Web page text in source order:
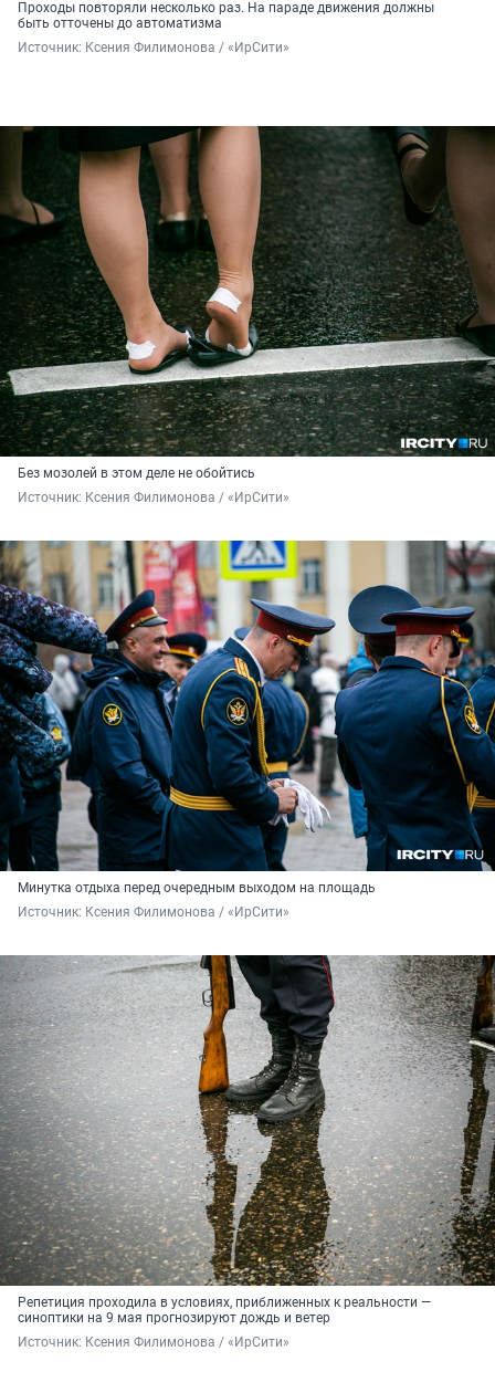
Проходы повторяли несколько раз. На параде движения должны
быть отточены до автоматизма
Источник: Ксения Филимонова / «ИрСити»
Без мозолей в этом деле не обойтись
Источник: Ксения Филимонова / «ИрСити»
Минутка отдыха перед очередным выходом на площадь
Источник: Ксения Филимонова / «ИрСити»
Репетиция проходила в условиях, приближенных к реальности —
синоптики на 9 мая прогнозируют дождь и ветер
Источник: Ксения Филимонова / «ИрСити»